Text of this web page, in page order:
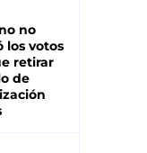
no
los votos
retirar
de